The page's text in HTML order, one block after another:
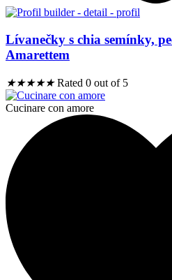
Lívanečky s chia semínky,
Amarettem
★★★★★ Rated 0 out of 5
Cucinare con amore